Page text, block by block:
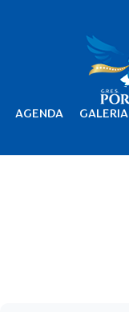
AGENDA GALERIA